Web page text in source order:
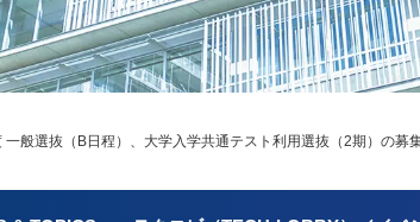
般選抜（B日程）、大学入学共通テスト利用選抜（2期）の募